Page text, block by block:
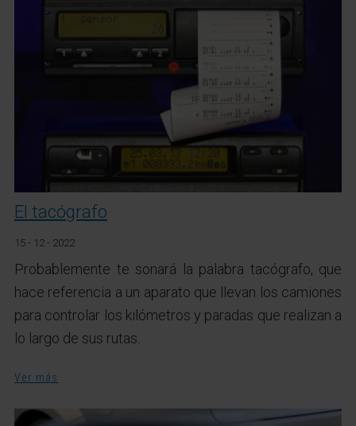
El tacógrafo
15 - 12 - 2022
Probablemente te sonará la palabra tacógrafo, que
hace referencia a un aparato que llevan los camiones
para controlar los kilómetros y paradas que realizan a
lo largo de sus rutas.
Ver más